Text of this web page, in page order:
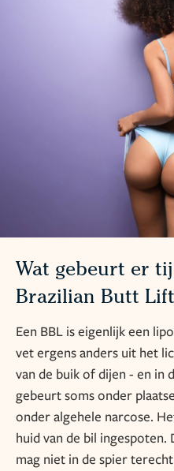
Wat gebeurt er
Brazilian Butt
Een BBL is eigenlijk een
vet ergens anders uit het
van de buik of dijen - en in
gebeurt soms onder
onder algehele narcose.
huid van de bil
mag niet in de spier